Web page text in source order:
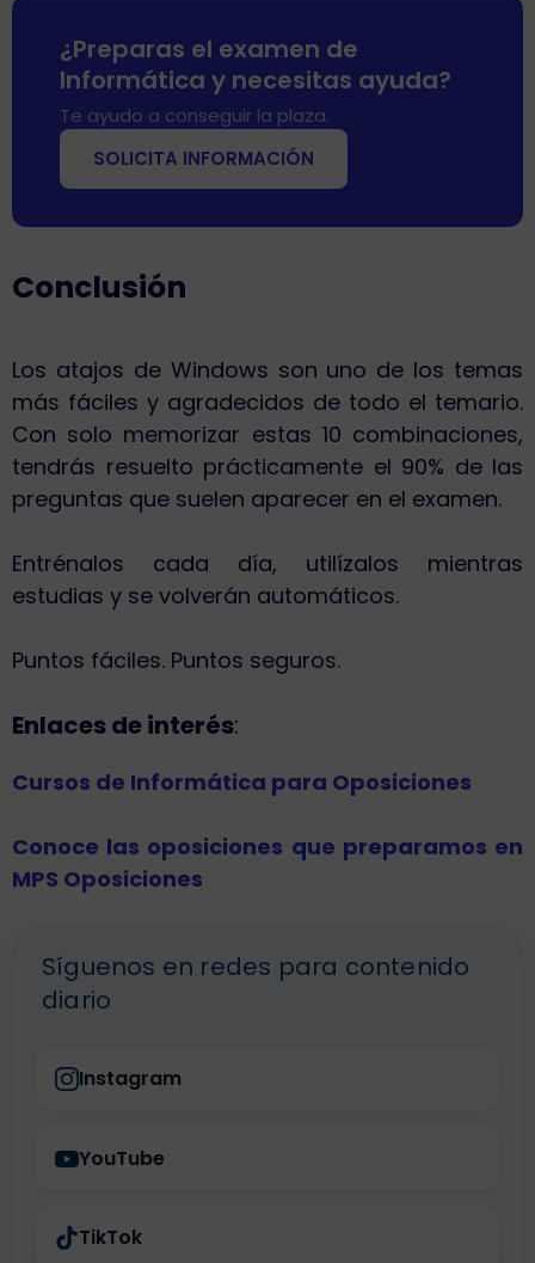
¿Preparas el examen de
Informática y necesitas ayuda?
Te ayudo a conseguir la plaza.
SOLICITA INFORMACIÓN
Conclusión
Los atajos de Windows son uno de los temas
más fáciles y agradecidos de todo el temario.
Con solo memorizar estas 10 combinaciones,
tendrás resuelto prácticamente el 90% de las
preguntas que suelen aparecer en el examen.
Entrénalos cada día, utilízalos mientras
estudias y se volverán automáticos.
Puntos fáciles. Puntos seguros.
Enlaces de interés:
Cursos de Informática para Oposiciones
Conoce las oposiciones que preparamos en
MPS Oposiciones
Síguenos en redes para contenido
diario
Instagram
YouTube
TikTok